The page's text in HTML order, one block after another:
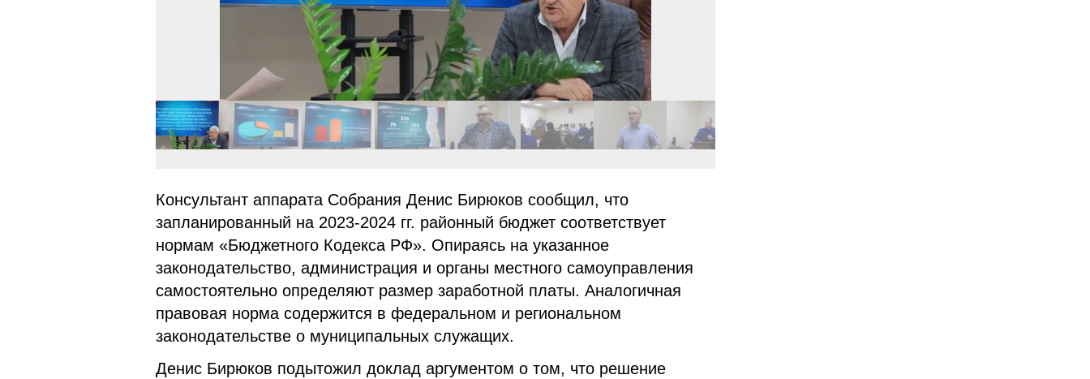
Консультант аппарата Собрания Денис Бирюков сообщил, что
запланированный на 2023-2024 гг. районный бюджет соответствует
нормам «Бюджетного Кодекса РФ». Опираясь на указанное
законодательство, администрация и органы местного самоуправления
самостоятельно определяют размер заработной платы. Аналогичная
правовая норма содержится в федеральном и региональном
законодательстве о муниципальных служащих.
Денис Бирюков подытожил доклад аргументом о том, что решение